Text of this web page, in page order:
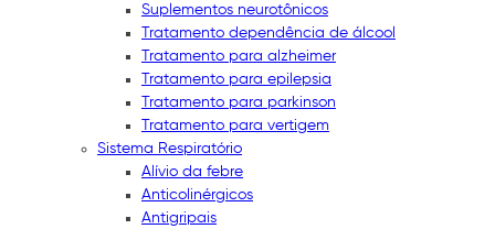
Suplementos neurotônicos
Tratamento dependência de álcool
Tratamento para alzheimer
Tratamento para epilepsia
Tratamento para parkinson
Tratamento para vertigem
Sistema Respiratório
Alívio da febre
Anticolinérgicos
Antigripais